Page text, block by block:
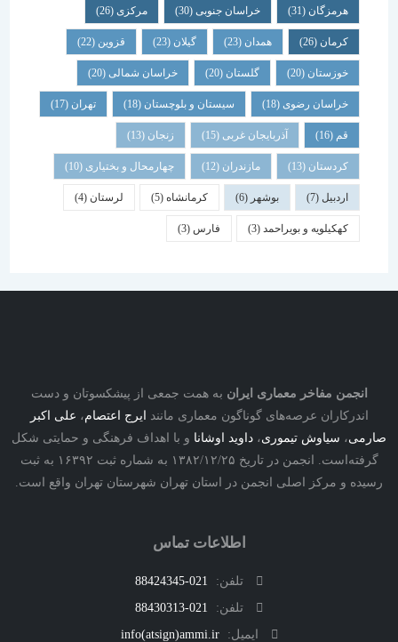
هرمزگان(31) خراسان جنوبی(30) مرکزی (26)
همدان گیلان قزوین
خوزستان(20) گلستان (20) خراسان شمالی(20)
خراسان رضوی(18) سیستان و بلوچستان(18) تهران
آذربایجان غربی(15) زنجان
کردستان(13) مازندران(12) چهارمحال و بختیاری (10)
بوشهر کرمانشاه(5) لرستان (4)
کهکیلویه و بویراحمد(3) فارس
مفاخر معماری ایرانبه همت جمعی از پیشکسوتان و دست
عرصه‌های گوناگون معماری مانندایرج اعتصام،علی اکبر
،سیاوش تیموری،داوید اوشانا و با اهداف فرهنگی و حمایتی شکل
گرفته‌است. انجمن در تاریخ ۱۳۸۲/۱۲/۲۵ به شماره ثبت ۱۶۳۹۲ به ثبت
و مرکز اصلی انجمن در استان تهران شهرستان تهران واقع است.
اطلاعات تماس
تلفن:
021-88424345
تلفن:
021-88430313
ایمیل:
info(atsign)ammi.ir